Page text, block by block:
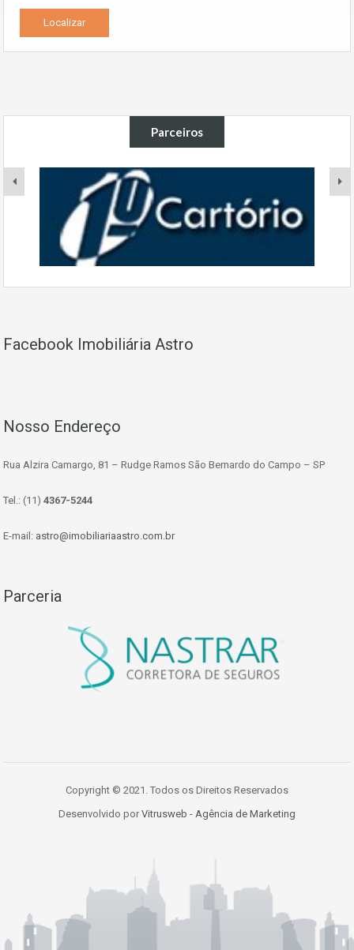
Parceiros
Facebook Imobiliária Astro
Nosso Endereço
Rua Alzira Camargo, 81 – Rudge Ramos São Bernardo do Campo – SP
Tel.: (11) 4367-5244
E-mail: astro@imobiliariaastro.com.br
Parceria
Copyright © 2021. Todos os Direitos Reservados
Desenvolvido por Vitrusweb - Agência de Marketing